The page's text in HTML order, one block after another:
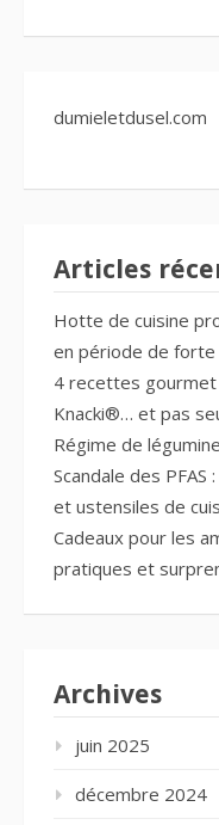
dumieletdusel.com
Articles
Hotte de cuisine
en période de forte
4 recettes gourmet
Knacki®… et pas
Régime de
Scandale des
et ustensiles de
Cadeaux pour les
pratiques et
Archives
juin 2025
décembre 2024